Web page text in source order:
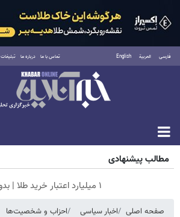
فارسی العربية English تماس با ما درباره ما تبلیغات
جمعه ۱۶ مرداد ۱۴۰۵
مطالب پیشنهادی
۱ میلیارد اعتبار خرید طلا | بدون ضامن و چک
صفحه اصلی اخبار سیاسی احزاب و شخصیت‌ها